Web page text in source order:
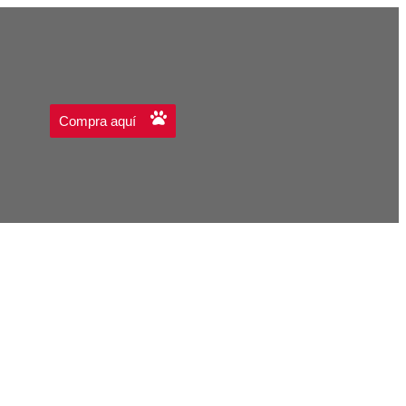
Compra aquí